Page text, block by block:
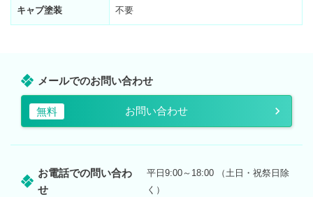
キャブ塗装 不要
メールでのお問い合わせ
無料 お問い合わせ
お電話での問い合わ
せ
平日9:00～18:00 （土日・祝祭日除
く）